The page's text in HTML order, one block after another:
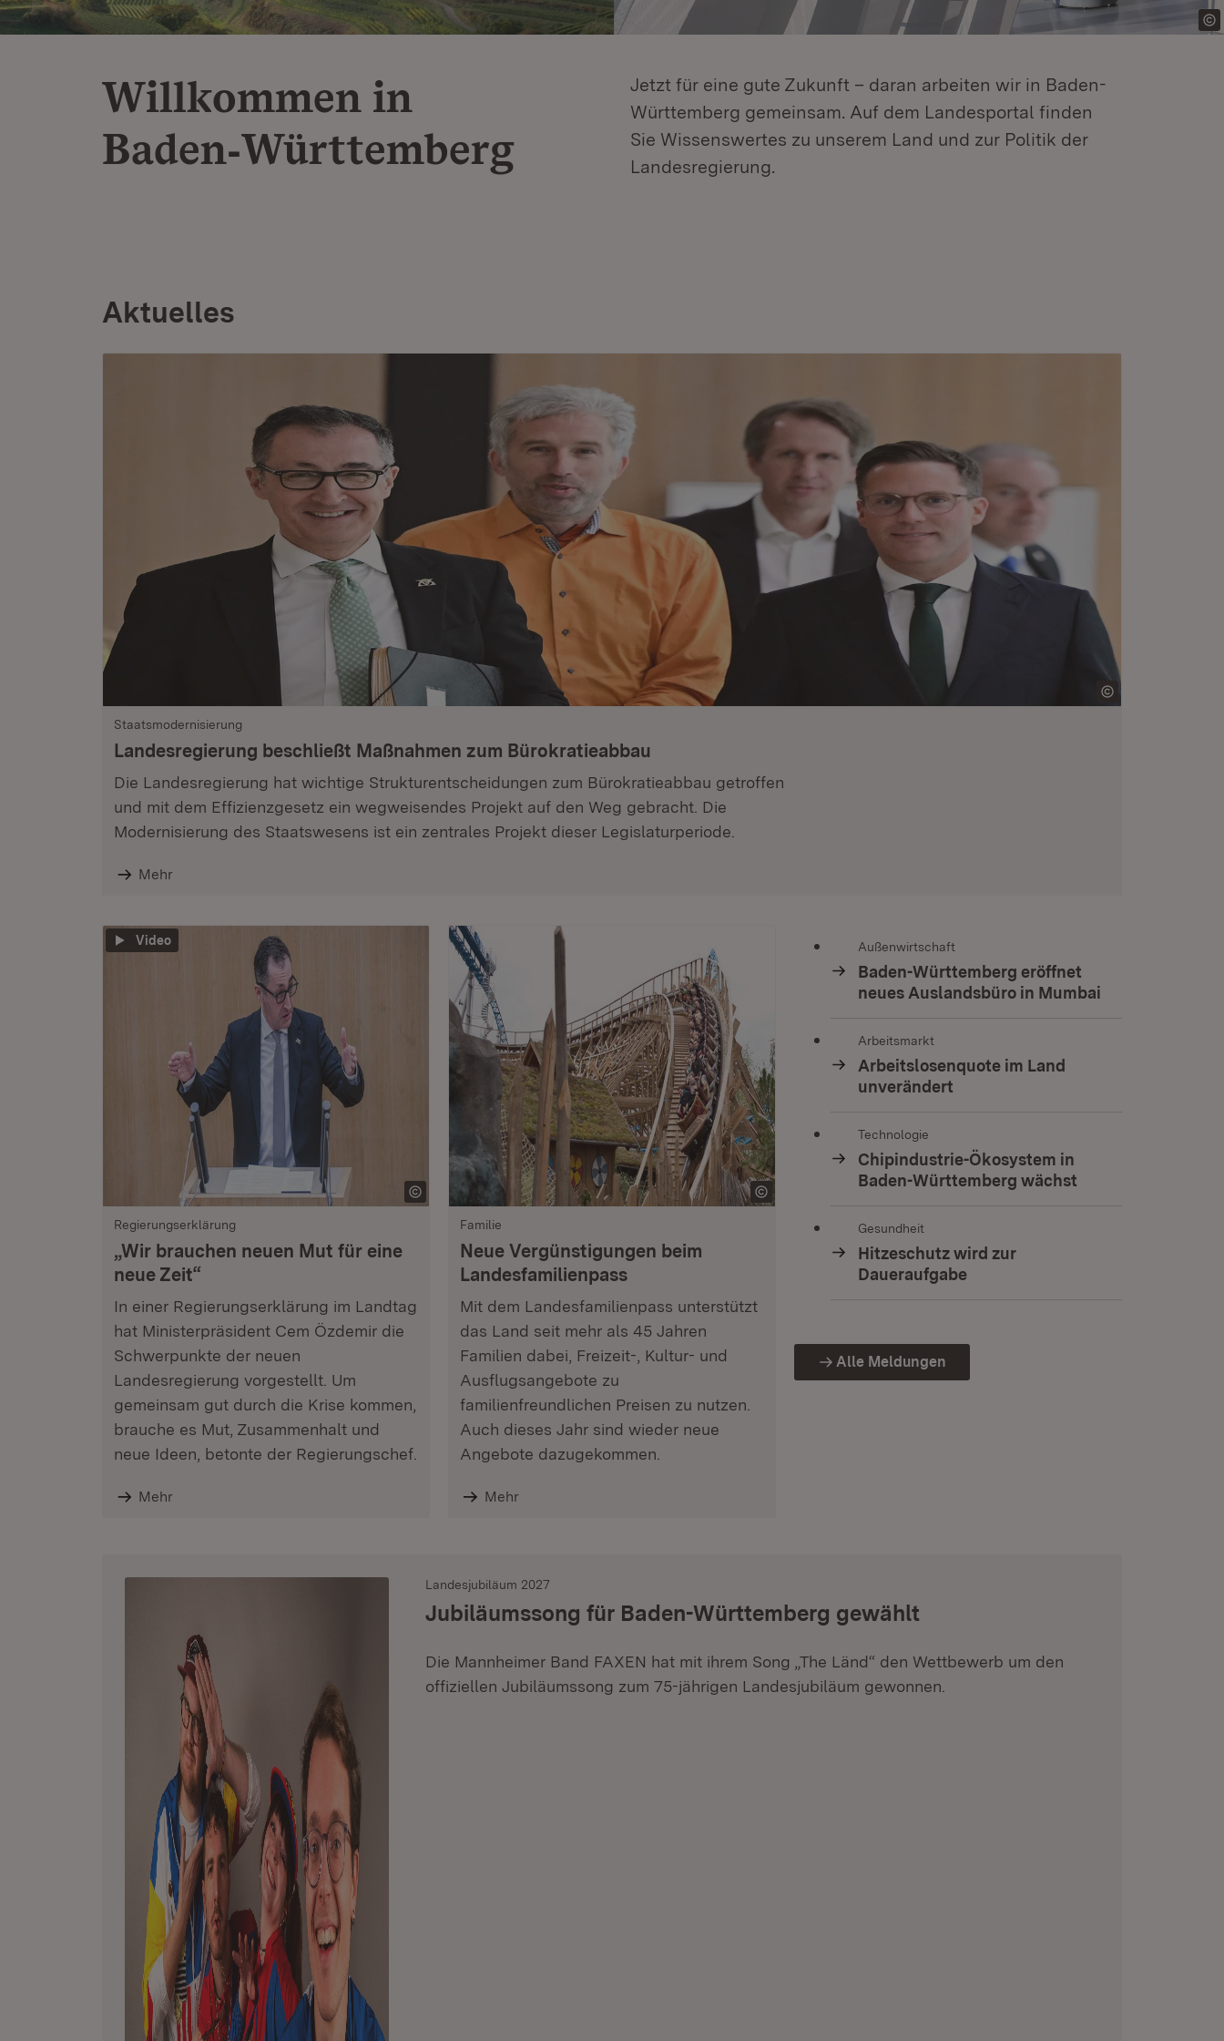
Willkommen in
Baden‑Württemberg
Jetzt für eine gute Zukunft – daran arbeiten wir in Baden-
Württemberg gemeinsam. Auf dem Landesportal finden
Sie Wissenswertes zu unserem Land und zur Politik der
Landesregierung.
Aktuelles
Staatsmodernisierung
Landesregierung beschließt Maßnahmen zum Bürokratieabbau
Die Landesregierung hat wichtige Strukturentscheidungen zum Bürokratieabbau getroffen
und mit dem Effizienzgesetz ein wegweisendes Projekt auf den Weg gebracht. Die
Modernisierung des Staatswesens ist ein zentrales Projekt dieser Legislaturperiode.
Mehr
Video
Regierungserklärung
„Wir brauchen neuen Mut für eine
neue Zeit“
In einer Regierungserklärung im Landtag
hat Ministerpräsident Cem Özdemir die
Schwerpunkte der neuen
Landesregierung vorgestellt. Um
gemeinsam gut durch die Krise kommen,
brauche es Mut, Zusammenhalt und
neue Ideen, betonte der Regierungschef.
Mehr
Familie
Neue Vergünstigungen beim
Landesfamilienpass
Mit dem Landesfamilienpass unterstützt
das Land seit mehr als 45 Jahren
Familien dabei, Freizeit-, Kultur- und
Ausflugsangebote zu
familienfreundlichen Preisen zu nutzen.
Auch dieses Jahr sind wieder neue
Angebote dazugekommen.
Mehr
Außenwirtschaft
Baden-Württemberg eröffnet
neues Auslandsbüro in Mumbai
Arbeitsmarkt
Arbeitslosenquote im Land
unverändert
Technologie
Chipindustrie-Ökosystem in
Baden-Württemberg wächst
Gesundheit
Hitzeschutz wird zur
Daueraufgabe
Alle Meldungen
Landesjubiläum 2027
Jubiläumssong für Baden-Württemberg gewählt
Die Mannheimer Band FAXEN hat mit ihrem Song „The Länd“ den Wettbewerb um den
offiziellen Jubiläumssong zum 75-jährigen Landesjubiläum gewonnen.